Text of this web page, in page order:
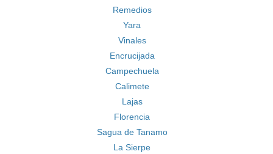
Remedios
Yara
Vinales
Encrucijada
Campechuela
Calimete
Lajas
Florencia
Sagua de Tanamo
La Sierpe